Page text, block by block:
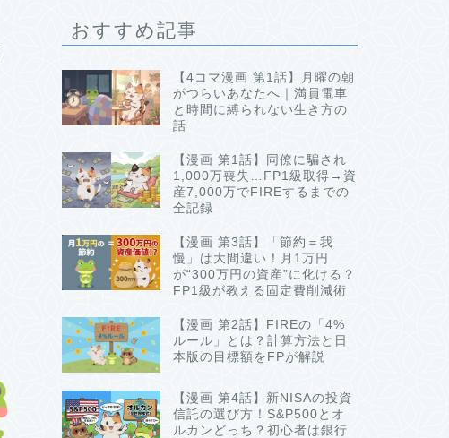
おすすめ記事
【4コマ漫画 第1話】月曜の朝
がつらいあなたへ｜満員電車
と時間に縛られない生き方の
話
【漫画 第1話】同僚に騙され
1,000万喪失…FP1級取得→資
産7,000万でFIREするまでの
全記録
【漫画 第3話】「節約＝我
慢」は大間違い！月1万円
が“300万円の資産”に化ける？
FP1級が教える固定費削減術
【漫画 第2話】FIREの「4%
ルール」とは？計算方法と日
本版の目標額をFPが解説
【漫画 第4話】新NISAの投資
信託の選び方！S&P500とオ
ルカンどっち？初心者は銀行